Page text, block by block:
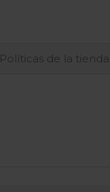
Políticas de la tienda